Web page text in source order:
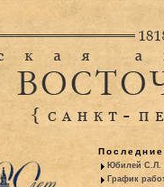
Юбилей С.Л.
График